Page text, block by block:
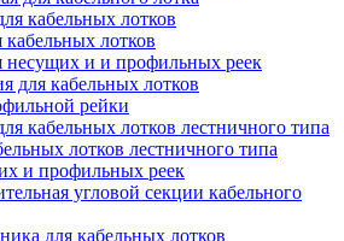
кабельных лотков
лотков
несущих и и профильных реек
для кабельных лотков
рейки
кабельных лотков лестничного типа
лотков лестничного типа
и профильных реек
угловой секции кабельного
для кабельных лотков